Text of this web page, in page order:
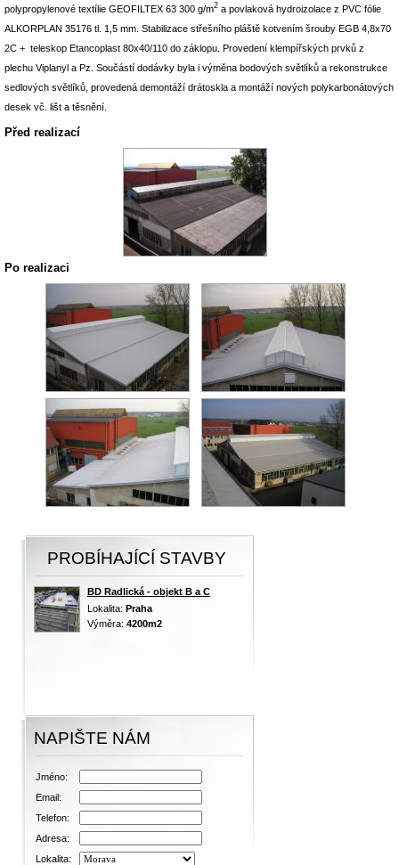
polypropylenové textílie GEOFILTEX 63 300 g/m2 a povlaková hydroizolace z PVC fólie
ALKORPLAN 35176 tl. 1,5 mm. Stabilizace střešního pláště kotvením šrouby EGB 4,8x70
2C + teleskop Etancoplast 80x40/110 do záklopu. Provedení klempířských prvků z
plechu Viplanyl a Pz. Součástí dodávky byla i výměna bodových světlíků a rekonstrukce
sedlových světlíků, provedená demontáží drátoskla a montáží nových polykarbonátových
desek vč. lišt a těsnění.
Před realizací
Po realizaci
PROBÍHAJÍCÍ STAVBY
BD Radlická - objekt B a C
Lokalita: Praha
Výměra: 4200m2
NAPIŠTE NÁM
Jméno:
Email:
Telefon:
Adresa:
Lokalita: